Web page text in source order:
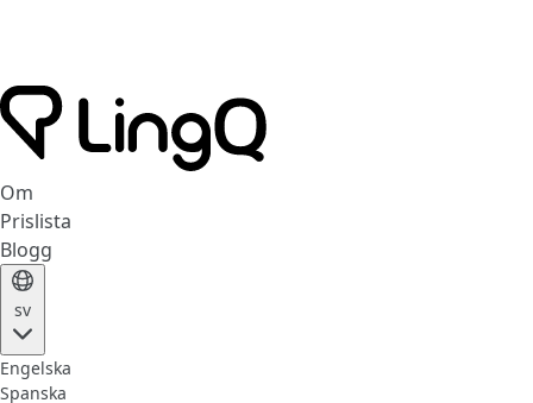
Om
Prislista
Blogg
sv
Engelska
Spanska